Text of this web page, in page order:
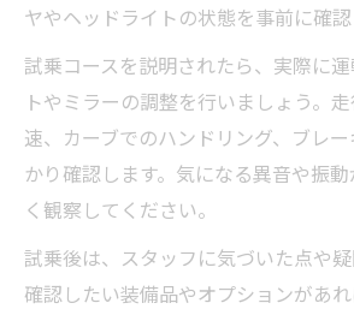
ヤやヘッドライトの状態を事前に確認
試乗コースを説明されたら、実際に
トやミラーの調整を行いましょう。
速、カーブでのハンドリング、ブレ
かり確認します。気になる異音や振
く観察してください。
試乗後は、スタッフに気づいた点や
確認したい装備品やオプションがあ